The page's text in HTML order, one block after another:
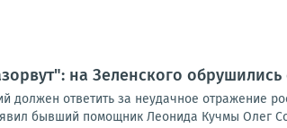
на Зеленского
должен ответить за неудачное отражение
бывший помощник Леонида Кучмы Олег